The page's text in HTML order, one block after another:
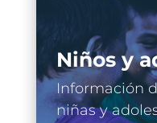
Niños y
Información
niñas y